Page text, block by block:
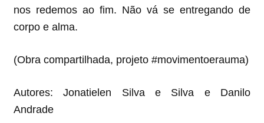
nos redemos ao fim. Não vá se entregando de
corpo e alma.
(Obra compartilhada, projeto #movimentoerauma)
Autores: Jonatielen Silva e Silva e Danilo
Andrade